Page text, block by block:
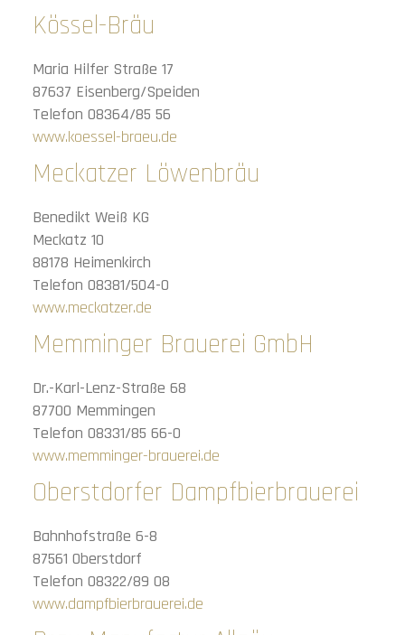
Kössel-Bräu
Maria Hilfer Straße 17
87637 Eisenberg/Speiden
Telefon 08364/85 56
www.koessel-braeu.de
Meckatzer Löwenbräu
Benedikt Weiß KG
Meckatz 10
88178 Heimenkirch
Telefon 08381/504-0
www.meckatzer.de
Memminger Brauerei GmbH
Dr.-Karl-Lenz-Straße 68
87700 Memmingen
Telefon 08331/85 66-0
www.memminger-brauerei.de
Oberstdorfer Dampfbierbrauerei
Bahnhofstraße 6-8
87561 Oberstdorf
Telefon 08322/89 08
www.dampfbierbrauerei.de